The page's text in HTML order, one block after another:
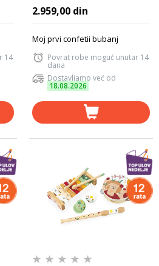
14
2.959,00 din
Moj prvi confetii bubanj
Povrat robe moguć unutar 14
dana
Dostavljamo već od
18.08.2026